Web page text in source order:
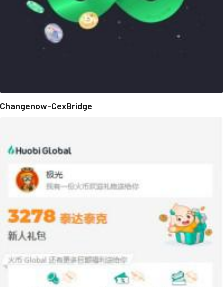
Changenow-CexBridge